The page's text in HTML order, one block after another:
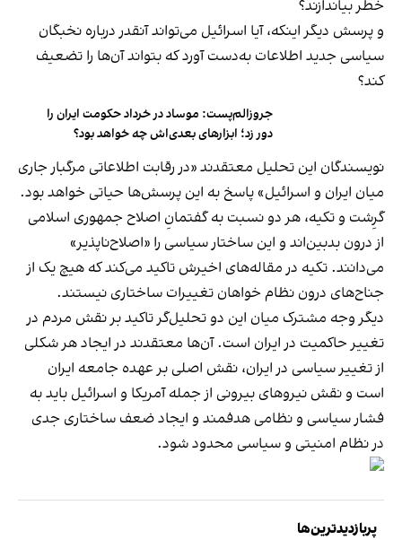
خطر بیاندازند؟
و پرسش دیگر اینکه، آیا اسرائیل می‌تواند آنقدر درباره نخبگان
سیاسی جدید اطلاعات به‌دست آورد که بتواند آن‌ها را تضعیف
کند؟
جروزالم‌پست: موساد در خرداد حکومت ایران را
دور زد؛ ابزارهای بعدی‌اش چه خواهد بود؟
نویسندگان این تحلیل معتقدند «در رقابت اطلاعاتی مرگبار جاری
میان ایران و اسرائیل» پاسخ به این پرسش‌ها حیاتی خواهد بود.
گرِشت و تکیه، هر دو نسبت به گفتمانِ اصلاح جمهوری اسلامی
از درون بدبین‌اند و این ساختار سیاسی را «اصلاح‌ناپذیر»
می‌دانند. تکیه در مقاله‌های اخیرش تاکید می‌کند که هیچ یک از
جناح‌های درون نظام خواهان تغییرات ساختاری نیستند.
دیگر وجه مشترک میان این دو تحلیل‌گر تاکید بر نقش مردم در
تغییر حاکمیت در ایران است. آن‌ها معتقدند در ایجاد هر شکلی
از تغییر سیاسی در ایران، نقش اصلی بر عهده جامعه ایران
است و نقش نیروهای بیرونی از جمله آمریکا و اسرائیل باید به
فشار سیاسی و نظامی هدفمند و ایجاد ضعف ساختاری جدی
در نظام امنیتی و سیاسی محدود شود.
پربازدیدترین‌ها